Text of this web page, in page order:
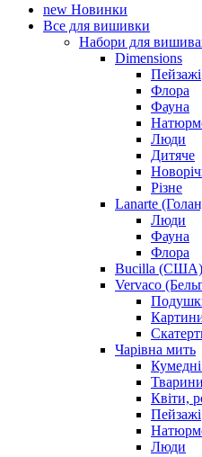
new Новинки
Все для вишивки
Набори для
Dimensions
Пейзажі
Флора
Фауна
Люди
Дитяче
Різне
Lanarte
Люди
Фауна
Флора
Bucilla (США)
Vervaco
Чарiвна мить
Квіти,
Пейзажі
Люди